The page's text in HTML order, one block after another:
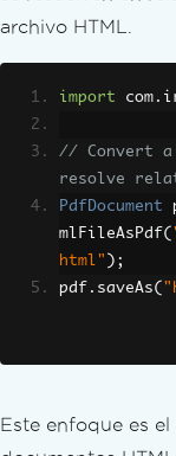
archivo HTML.
import com .
// Convert a
resolve
PdfDocument
mlFileAsPdf(
html" );
pdf . saveAs(
Este enfoque es